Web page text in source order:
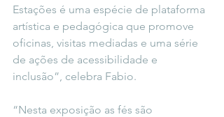
Estações é uma espécie de plataforma
artística e pedagógica que promove
oficinas, visitas mediadas e uma série
de ações de acessibilidade e
inclusão”, celebra Fabio.
“Nesta exposição as fés são